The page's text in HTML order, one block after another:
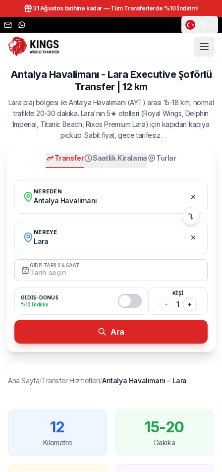
31 Ağustos tarihine kadar — Tüm Transferlerde %10 İndirim!
Antalya Havalimanı - Lara Executive Şoförlü
Transfer | 12 km
Lara plaj bölgesi ile Antalya Havalimanı (AYT) arası 15-18 km, normal
trafikte 20-30 dakika. Lara'nın 5★ otelleri (Royal Wings, Delphin
Imperial, Titanic Beach, Rixos Premium Lara) için kapıdan kapıya
pickup. Sabit fiyat, gece tarifesiz.
Transfer Saatlik Kiralama Turlar
NEREDEN
Antalya Havalimanı
NEREYE
Lara
GİDİŞ TARİHİ & SAAT
Tarih seçin
GİDİŞ-DÖNÜŞ
%10 İndirim
KİŞİ
- 1 +
Ara
Ana Sayfa/Transfer Hizmetleri/Antalya Havalimanı - Lara
12
Kilometre
15-20
Dakika